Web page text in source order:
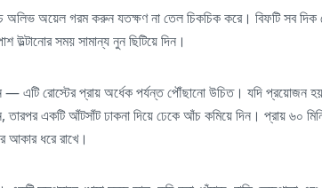
অলিভ অয়েল গরম করুন যতক্ষণ না তেল চিকচিক করে। বিফটি সব দিক
উল্টানোর সময় সামান্য নুন ছিটিয়ে দিন।
— এটি রোস্টের প্রায় অর্ধেক পর্যন্ত পৌঁছানো উচিত। যদি
একটি আঁটসাঁট ঢাকনা দিয়ে ঢেকে আঁচ কমিয়ে দিন। প্রায় ৬০
আকার ধরে রাখে।